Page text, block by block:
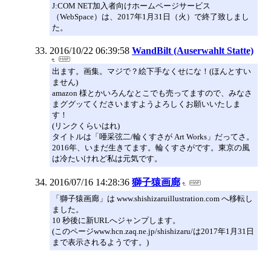
J:COM NET加入者向けホームページサービス
（WebSpace）は、2017年1月31日（火）で終了致しまし
た。
2016/10/22 06:39:58 WandBilt (Auserwahlt Statte)
出ます。画集。マジで？絵下手なくせにな！(ほんとすい
ません)
amazon 様とかいろんなとこでも売ってますので、みなさ
まググッてくださいますようよろしくお願いいたしま
す！
(リンクくらいはれ)
タイトルは「唖采弦二/輪くすさが Art Works」だってさ。
2016年、いまだ生きてます。輪くすさがです。東京の風
は冷たいけれど私は元気です。
2016/07/16 14:28:36 獅子猿画廊
「獅子猿画廊」は www.shishizaruillustration.com へ移転し
ました。
10 秒後に新URLへジャンプします。
(このページwww.hcn.zaq.ne.jp/shishizaru/は2017年1月31日
まで表示されるようです。)